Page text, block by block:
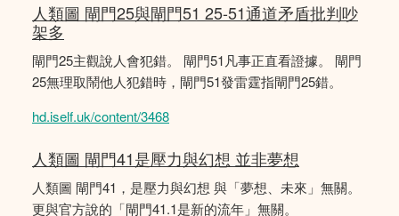
人類圖 閘門25與閘門51 25-51通道矛盾批判吵
架多
閘門25主觀說人會犯錯。 閘門51凡事正直看證據。 閘門
25無理取鬧他人犯錯時，閘門51發雷霆指閘門25錯。
hd.iself.uk/content/3468
人類圖 閘門41是壓力與幻想 並非夢想
人類圖 閘門41，是壓力與幻想 與「夢想、未來」無關。
更與官方說的「閘門41.1是新的流年」無關。